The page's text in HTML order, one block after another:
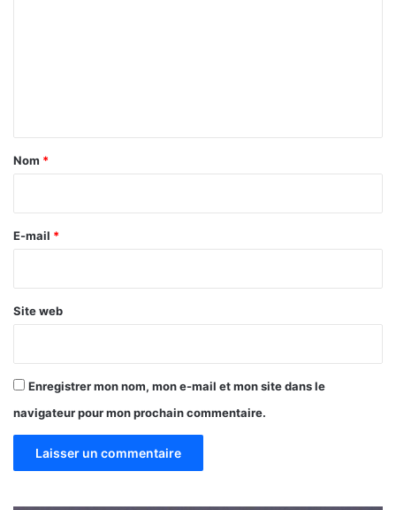
a
e
Nom *
E-mail *
Site web
Enregistrer mon nom, mon e-mail et mon site dans le
navigateur pour mon prochain commentaire.